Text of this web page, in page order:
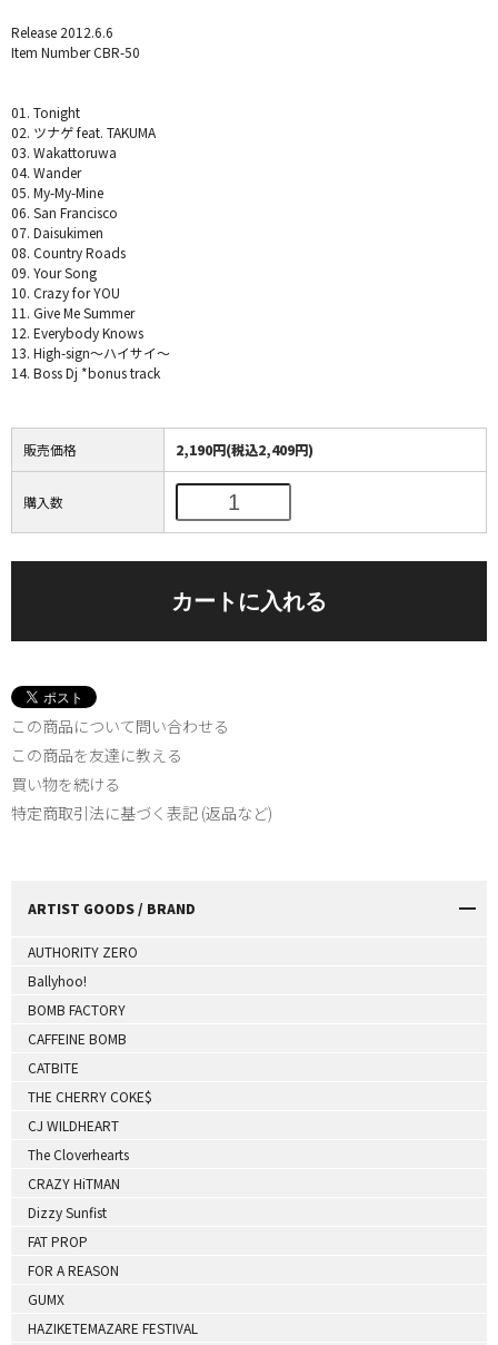
Release 2012.6.6
Item Number CBR-50
01. Tonight
02. ツナゲ feat. TAKUMA
03. Wakattoruwa
04. Wander
05. My-My-Mine
06. San Francisco
07. Daisukimen
08. Country Roads
09. Your Song
10. Crazy for YOU
11. Give Me Summer
12. Everybody Knows
13. High-sign～ハイサイ～
14. Boss Dj *bonus track
販売価格 2,190円(税込2,409円)
購入数
この商品について問い合わせる
この商品を友達に教える
買い物を続ける
特定商取引法に基づく表記 (返品など)
ARTIST GOODS / BRAND
AUTHORITY ZERO
Ballyhoo!
BOMB FACTORY
CAFFEINE BOMB
CATBITE
THE CHERRY COKE$
CJ WILDHEART
The Cloverhearts
CRAZY HiTMAN
Dizzy Sunfist
FAT PROP
FOR A REASON
GUMX
HAZIKETEMAZARE FESTIVAL